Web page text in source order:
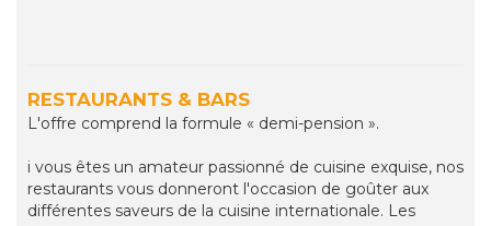
RESTAURANTS & BARS
L'offre comprend la formule « demi-pension ».
i vous êtes un amateur passionné de cuisine exquise, nos
restaurants vous donneront l'occasion de goûter aux
différentes saveurs de la cuisine internationale. Les